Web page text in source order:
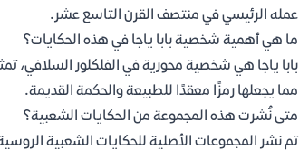
عمله الرئيسي في منتصف القرن التاسع عشر.
ما هي أهمية شخصية بابا ياجا في هذه الحكايات؟
بابا ياجا هي شخصية محورية في الفلكلور السلافي،
مما يجعلها رمزًا معقدًا للطبيعة والحكمة القديمة.
متى نُشرت هذه المجموعة من الحكايات الشعبية؟